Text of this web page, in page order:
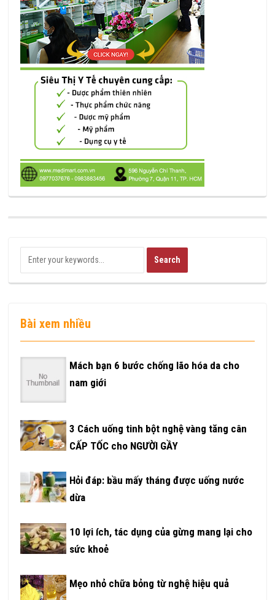
Bài xem nhiều
Mách bạn 6 bước chống lão hóa da cho
nam giới
3 Cách uống tinh bột nghệ vàng tăng cân
CẤP TỐC cho NGƯỜI GẦY
Hỏi đáp: bầu mấy tháng được uống nước
dừa
10 lợi ích, tác dụng của gừng mang lại cho
sức khoẻ
Mẹo nhỏ chữa bỏng từ nghệ hiệu quả